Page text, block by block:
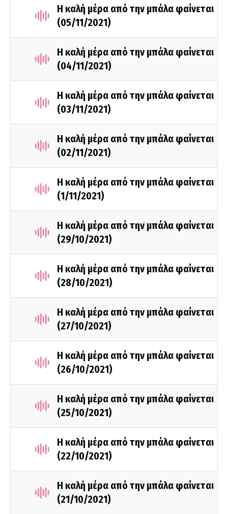
Η καλή μέρα από την μπάλα φαίνεται
(05/11/2021)
Η καλή μέρα από την μπάλα φαίνεται
(04/11/2021)
Η καλή μέρα από την μπάλα φαίνεται
(03/11/2021)
Η καλή μέρα από την μπάλα φαίνεται
(02/11/2021)
Η καλή μέρα από την μπάλα φαίνεται
(1/11/2021)
Η καλή μέρα από την μπάλα φαίνεται
(29/10/2021)
Η καλή μέρα από την μπάλα φαίνεται
(28/10/2021)
Η καλή μέρα από την μπάλα φαίνεται
(27/10/2021)
Η καλή μέρα από την μπάλα φαίνεται
(26/10/2021)
Η καλή μέρα από την μπάλα φαίνεται
(25/10/2021)
Η καλή μέρα από την μπάλα φαίνεται
(22/10/2021)
Η καλή μέρα από την μπάλα φαίνεται
(21/10/2021)